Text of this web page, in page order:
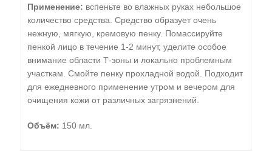
Применение: вспеньте во влажных руках небольшое
количество средства. Средство образует очень
нежную, мягкую, кремовую пенку. Помассируйте
пенкой лицо в течение 1-2 минут, уделите особое
внимание области Т-зоны и локально проблемным
участкам. Смойте пенку прохладной водой. Подходит
для ежедневного применение утром и вечером для
очищения кожи от различных загрязнений.
Объём: 150 мл.